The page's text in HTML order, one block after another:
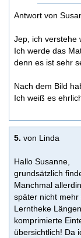
Antwort von
Jep, ich verstehe
Ich werde das
denn es ist sehr
Nach dem Bild
Ich weiß es
5. von Linda
Hallo Susanne,
grundsätzlich
Manchmal
später nicht
Lerntheke
komprimierte
übersichtlich! Da